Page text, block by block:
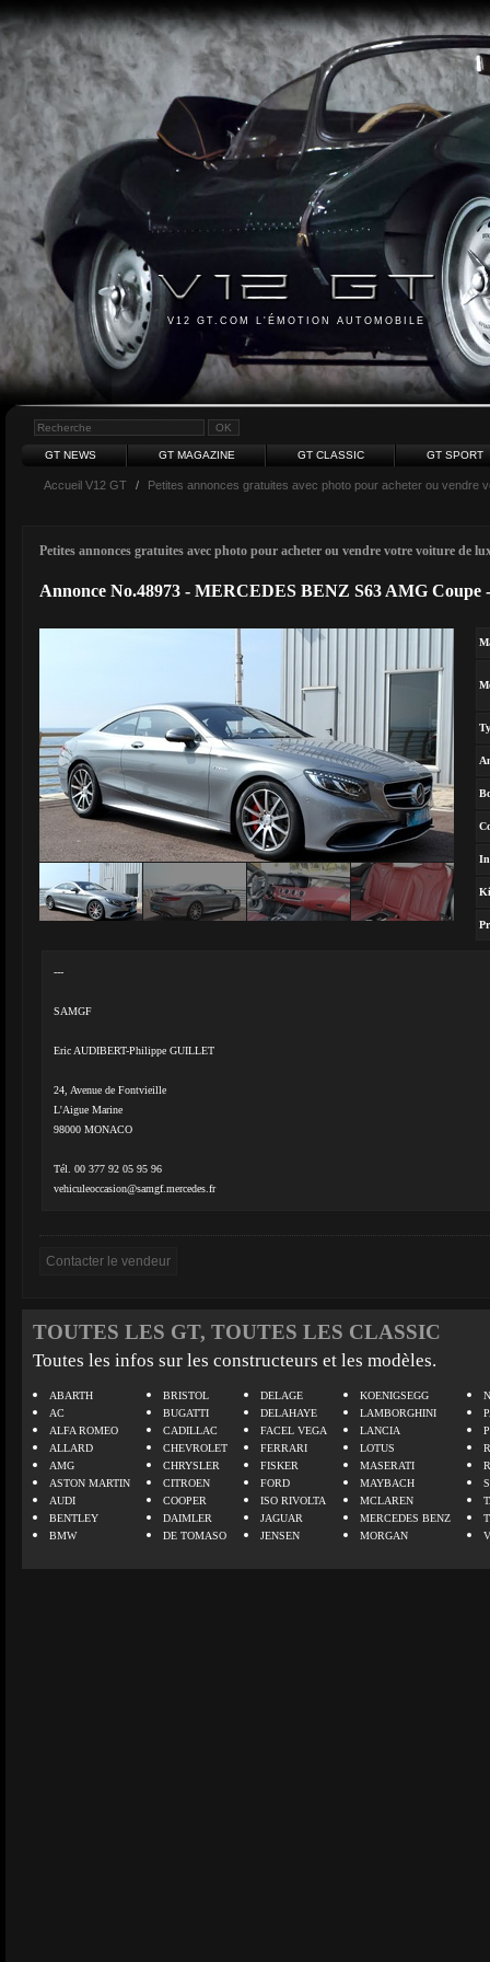
V12 GT.COM L'ÉMOTION AUTOMOBILE
GT NEWS GT MAGAZINE GT CLASSIC GT SPORT
Accueil V12 GT / Petites annonces gratuites avec photo pour acheter ou vendre
Petites annonces gratuites avec photo pour acheter ou vendre votre voiture de
Annonce No.48973 - MERCEDES BENZ S63 AMG Coupe
---
SAMGF
Eric AUDIBERT-Philippe GUILLET
24, Avenue de Fontvieille
L'Aigue Marine
98000 MONACO
Tél. 00 377 92 05 95 96
vehiculeoccasion@samgf.mercedes.fr
TOUTES LES GT, TOUTES LES CLASSIC
Toutes les infos sur les constructeurs et les modèles.
ABARTH
AC
ALFA ROMEO
ALLARD
AMG
ASTON MARTIN
AUDI
BENTLEY
BMW
BRISTOL
BUGATTI
CADILLAC
CHEVROLET
CHRYSLER
CITROEN
COOPER
DAIMLER
DE TOMASO
DELAGE
DELAHAYE
FACEL VEGA
FERRARI
FISKER
FORD
ISO RIVOLTA
JAGUAR
JENSEN
KOENIGSEGG
LAMBORGHINI
LANCIA
LOTUS
MASERATI
MAYBACH
MCLAREN
MERCEDES BENZ
MORGAN